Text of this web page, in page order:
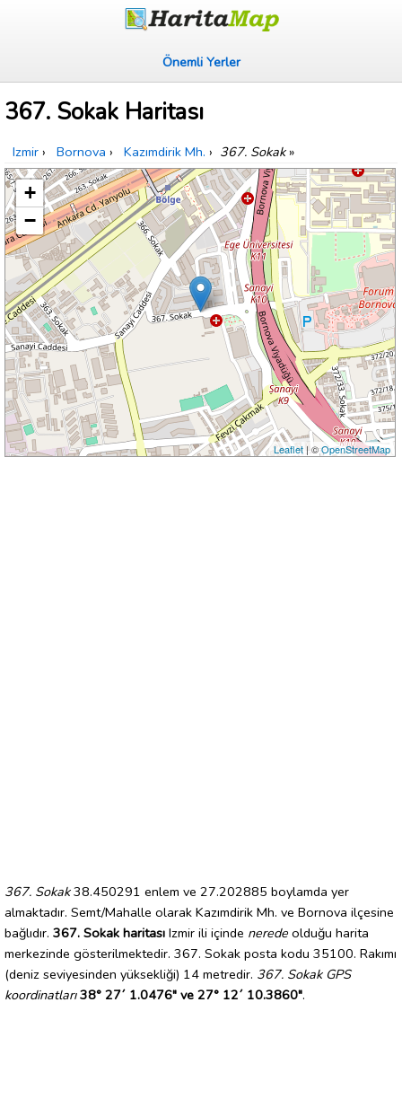
Önemli Yerler
367. Sokak Haritası
Izmir › Bornova › Kazımdirik Mh. › 367. Sokak»
+
−
Leaflet| ©OpenStreetMap
367. Sokak38.450291 enlem ve 27.202885 boylamda yer
almaktadır. Semt/Mahalle olarak Kazımdirik Mh. ve Bornova ilçesine
bağlıdır. 367. Sokak haritası Izmir ili içinde nerede olduğu harita
merkezinde gösterilmektedir. 367. Sokak posta kodu 35100. Rakımı
(deniz seviyesinden yüksekliği) 14 metredir. 367. Sokak GPS
koordinatları 38° 27´ 1.0476" ve 27° 12´ 10.3860".